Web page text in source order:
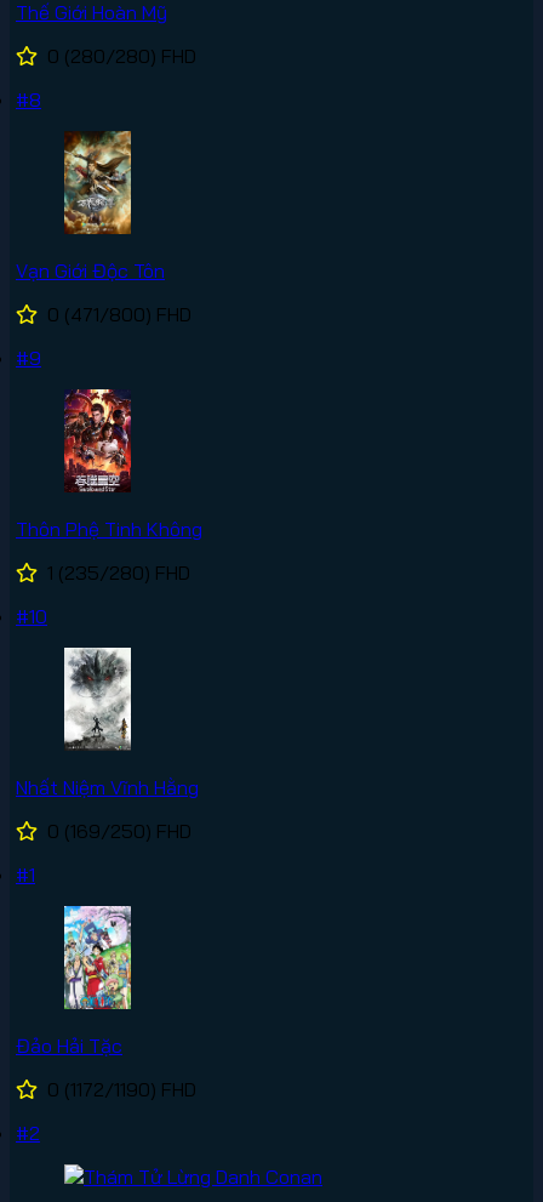
Thế Giới Hoàn Mỹ
0 (280/280) FHD
#8
Vạn Giới Độc Tôn
0 (471/800) FHD
#9
Thôn Phệ Tinh Không
1 (235/280) FHD
#10
Nhất Niệm Vĩnh Hằng
0 (169/250) FHD
#1
Đảo Hải Tặc
0 (1172/1190) FHD
#2